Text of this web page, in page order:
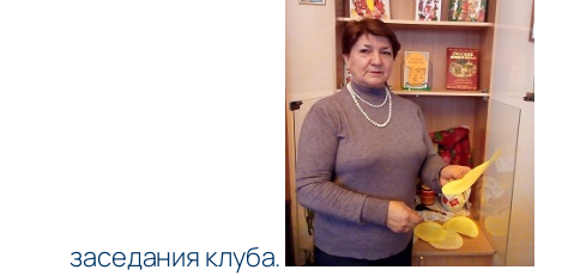
заседания клуба.